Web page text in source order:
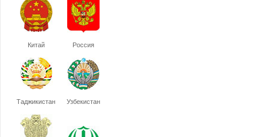
Китай Россия
Таджикистан Узбекистан